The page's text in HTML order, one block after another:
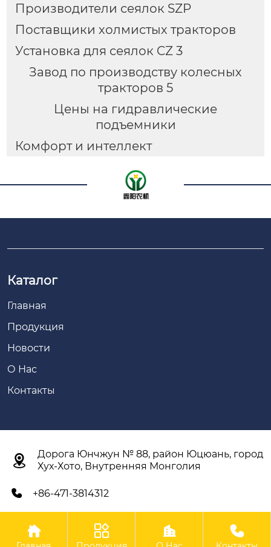
Производители сеялок SZP
Поставщики холмистых тракторов
Установка для сеялок CZ 3
Завод по производству колесных
тракторов 5
Цены на гидравлические
подъемники
Комфорт и интеллект
Каталог
Главная
Продукция
Новости
О Нас
Контакты

Дорога Юнчжун № 88, район Юцюань, город
Хух-Хото, Внутренняя Монголия
 +86-471-3814312
Авторское право©ООО Внутренняя Монголия Синьян
   